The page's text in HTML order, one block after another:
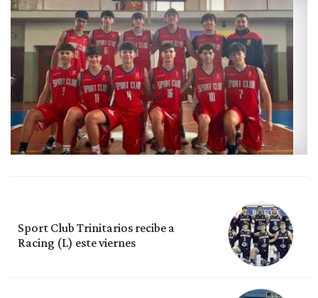
Sport Club Trinitarios recibe a
Racing (L) este viernes